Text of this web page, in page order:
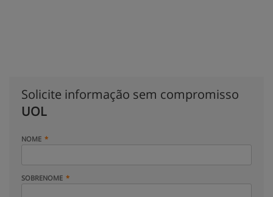
Solicite informação sem compromisso
UOL
NOME
SOBRENOME